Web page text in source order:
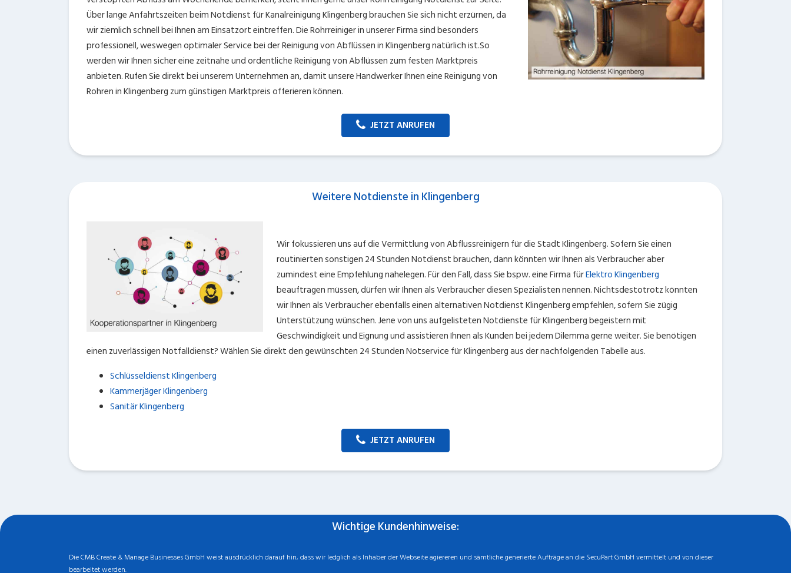
Über lange Anfahrtszeiten beim Notdienst für Kanalreinigung Klingenberg brauchen Sie sich nicht erzürnen, da
wir ziemlich schnell bei Ihnen am Einsatzort eintreffen. Die Rohrreiniger in unserer Firma sind besonders
professionell, weswegen optimaler Service bei der Reinigung von Abflüssen in Klingenberg natürlich ist.So
werden wir Ihnen sicher eine zeitnahe und ordentliche Reinigung von Abflüssen zum festen Marktpreis
anbieten. Rufen Sie direkt bei unserem Unternehmen an, damit unsere Handwerker Ihnen eine Reinigung von
Rohren in Klingenberg zum günstigen Marktpreis offerieren können.
JETZT ANRUFEN
Weitere Notdienste in Klingenberg
Wir fokussieren uns auf die Vermittlung von Abflussreinigern für die Stadt Klingenberg. Sofern Sie einen
routinierten sonstigen 24 Stunden Notdienst brauchen, dann könnten wir Ihnen als Verbraucher aber
zumindest eine Empfehlung nahelegen. Für den Fall, dass Sie bspw. eine Firma fürElektro Klingenberg
beauftragen müssen, dürfen wir Ihnen als Verbraucher diesen Spezialisten nennen. Nichtsdestotrotz könnten
wir Ihnen als Verbraucher ebenfalls einen alternativen Notdienst Klingenberg empfehlen, sofern Sie zügig
Unterstützung wünschen. Jene von uns aufgelisteten Notdienste für Klingenberg begeistern mit
Geschwindigkeit und Eignung und assistieren Ihnen als Kunden bei jedem Dilemma gerne weiter. Sie benötigen
einen zuverlässigen Notfalldienst? Wählen Sie direkt den gewünschten 24 Stunden Notservice für Klingenberg aus der nachfolgenden Tabelle aus.
Schlüsseldienst Klingenberg
Kammerjäger Klingenberg
Sanitär Klingenberg
JETZT ANRUFEN
Wichtige Kundenhinweise:
Die CMB Create & Manage Businesses GmbH weist ausdrücklich darauf hin, dass wir ledglich als Inhaber der Webseite agiereren und sämtliche generierte Aufträge an die SecuPart GmbH vermittelt und von dieser
bearbeitet werden.